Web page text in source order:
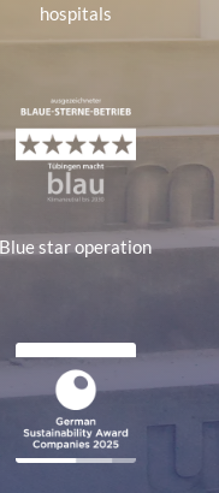
hospitals
Blue star operation